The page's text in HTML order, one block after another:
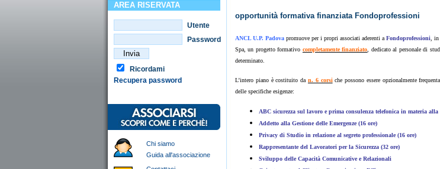
AREA RISERVATA
Utente
Password
Ricordami
Recupera password
Chi siamo
Guida all'associazione
opportunità formativa finanziata Fondoprofessioni
ANCL U.P. Padova promuove per i propri associati aderenti a Fondoprofessioni ,
Spa, un progetto formativo completamente finanziato , dedicato al personale di
determinato.
L’intero piano è costituito da n. 6 corsiche possono essere opzionalmente
delle specifiche esigenze:
ABC sicurezza sul lavoro e prima consulenza telefonica in materia
Addetto alla Gestione delle Emergenze (16 ore)
Privacy di Studio in relazione al segreto professionale (16 ore)
Rappresentante del Lavoratori per la Sicurezza (32 ore)
Sviluppo delle Capacità Comunicative e Relazionali